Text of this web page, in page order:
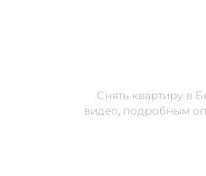
Снять квартиру в
видео, подробным